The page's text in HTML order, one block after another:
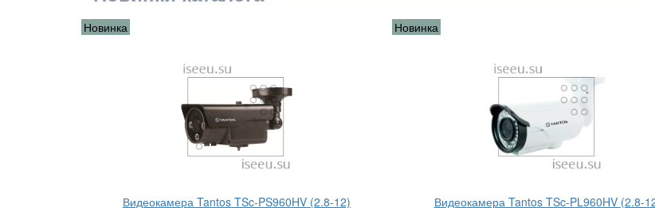
Новинка
Видеокамера Tantos TSc-PS960HV (2.8-12)
Новинка
Видеокамера Tantos TSc-PL960HV (2.8-